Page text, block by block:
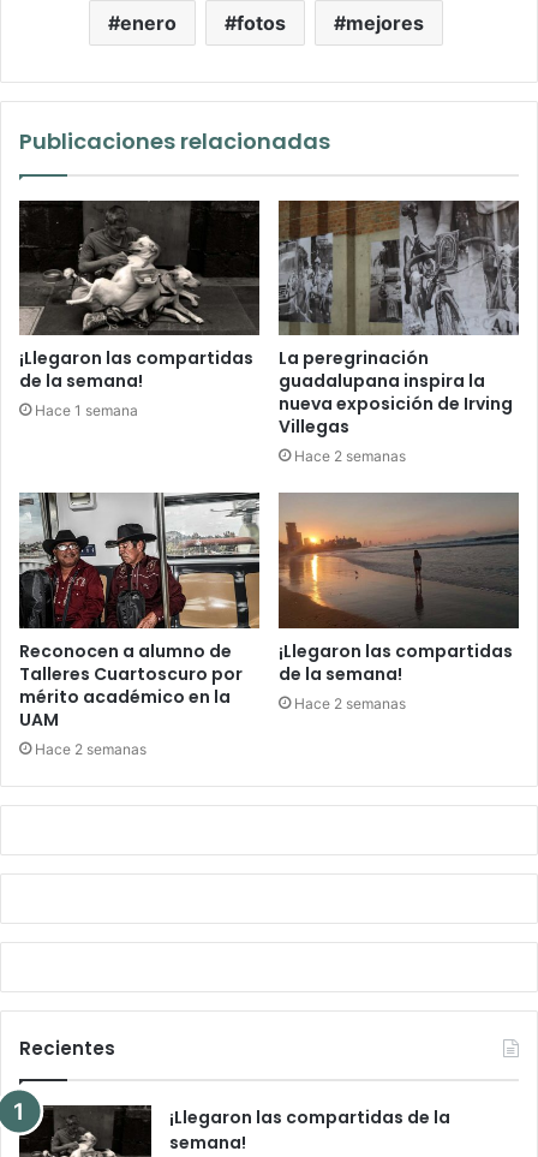
enero fotos mejores
Publicaciones relacionadas
¡Llegaron las compartidas
de la semana!
Hace 1 semana
La peregrinación
guadalupana inspira la
nueva exposición de Irving
Villegas
Hace 2 semanas
Reconocen a alumno de
Talleres Cuartoscuro por
mérito académico en la
UAM
Hace 2 semanas
¡Llegaron las compartidas
de la semana!
Hace 2 semanas
Recientes
¡Llegaron las compartidas de la
semana!